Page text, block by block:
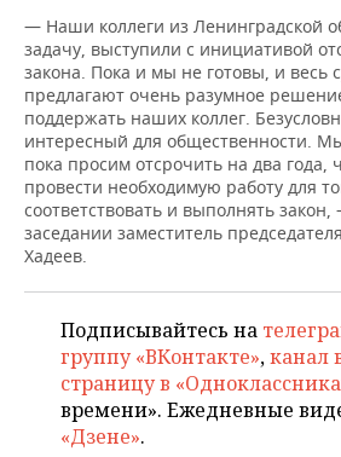
ЭНЕРГЕТИКА
УСЛУГИ
МЕДИА
ТЕЛЕКОММУНИКАЦИИ
ВЫЕЗДНАЯ РЕДАКЦИЯ
БИЗНЕС-БРАНЧИ
ONLINE-КОНФЕРЕНЦИИ
ОТКРЫТАЯ ЛЕКЦИЯ
НОВОСТИ СПОРТА
ФУТБОЛ
ХОККЕЙ
БАСКЕТБОЛ
ВОЛЕЙБОЛ
ФИГУРНОЕ КАТАНИЕ
ВОДНЫЕ ВИДЫ СПОРТА
ОБЩЕСТВО
НОВОСТИ ОБЩЕСТВА
ВЛАСТЬ
ИНФРАСТРУКТУРА
ИСТОРИЯ
МЕДИЦИНА
ОБРАЗОВАНИЕ
ФОТОГАЛЕРЕЯ
СЮЖЕТЫ
СПРАВОЧНИК
СПИСОК ПЕРСОН
ПОЛНАЯ ВЕРСИЯ
— Наши коллеги из Ленинградской
задачу, выступили с инициативой
закона. Пока и мы не готовы, и весь
предлагают очень разумное
поддержать наших коллег.
интересный для общественности.
пока просим отсрочить на два года,
провести необходимую работу для
соответствовать и выполнять
заседании заместитель
Хадеев.
Подписывайтесь на
группу «ВКонтакте»,канал
страницу в
времени». Ежедневные
«Дзене».